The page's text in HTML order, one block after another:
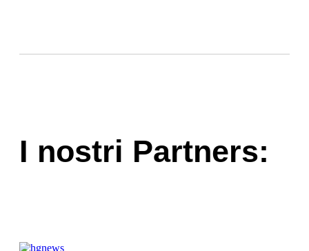
I nostri Partners: